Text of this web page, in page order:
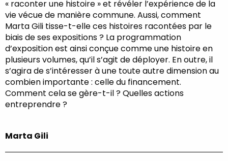
« raconter une histoire » et révéler l’expérience de la
vie vécue de manière commune. Aussi, comment
Marta Gili tisse-t-elle ces histoires racontées par le
biais de ses expositions ? La programmation
d’exposition est ainsi conçue comme une histoire en
plusieurs volumes, qu’il s’agit de déployer. En outre, il
s’agira de s’intéresser à une toute autre dimension au
combien importante : celle du financement.
Comment cela se gère-t-il ? Quelles actions
entreprendre ?
Marta Gili